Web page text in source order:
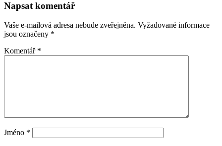
Napsat komentář
Vaše e-mailová adresa nebude zveřejněna. Vyžadované informace
jsou označeny *
Komentář *
Jméno *